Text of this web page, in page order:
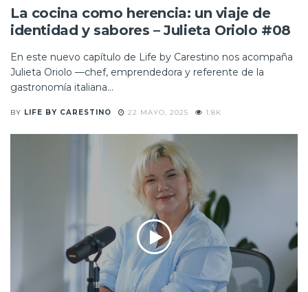
La cocina como herencia: un viaje de
identidad y sabores – Julieta Oriolo #08
En este nuevo capítulo de Life by Carestino nos acompaña
Julieta Oriolo —chef, emprendedora y referente de la
gastronomía italiana...
BY LIFE BY CARESTINO 22 MAYO, 2025 1.8K